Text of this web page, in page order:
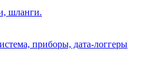
шланги.
приборы, дата-логгеры